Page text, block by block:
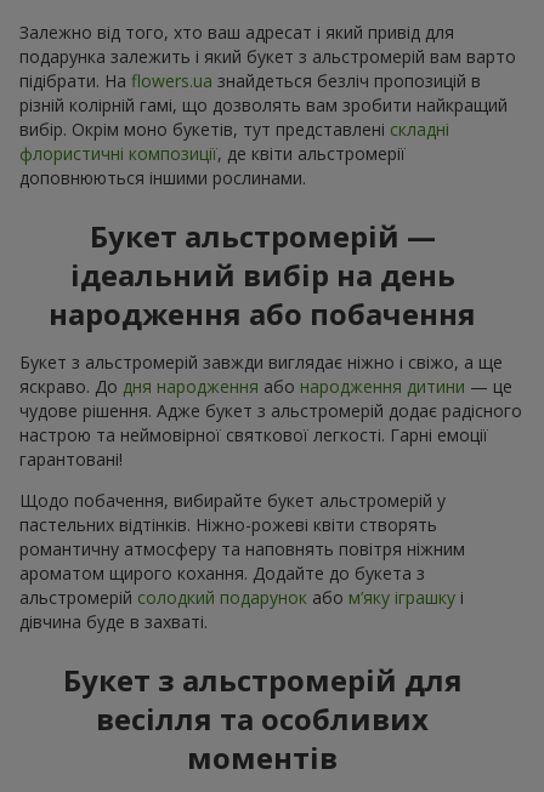
Залежно від того, хто ваш адресат і який привід для
подарунка залежить і який букет з альстромерій вам варто
підібрати. На flowers.ua знайдеться безліч пропозицій в
різній колірній гамі, що дозволять вам зробити найкращий
вибір. Окрім моно букетів, тут представлені складні
флористичні композиції, де квіти альстромерії
доповнюються іншими рослинами.
Букет альстромерій —
ідеальний вибір на день
народження або побачення
Букет з альстромерій завжди виглядає ніжно і свіжо, а ще
яскраво. До дня народження або народження дитини — це
чудове рішення. Адже букет з альстромерій додає радісного
настрою та неймовірної святкової легкості. Гарні емоції
гарантовані!
Щодо побачення, вибирайте букет альстромерій у
пастельних відтінків. Ніжно-рожеві квіти створять
романтичну атмосферу та наповнять повітря ніжним
ароматом щирого кохання. Додайте до букета з
альстромерій солодкий подарунок або м’яку іграшку і
дівчина буде в захваті.
Букет з альстромерій для
весілля та особливих
моментів